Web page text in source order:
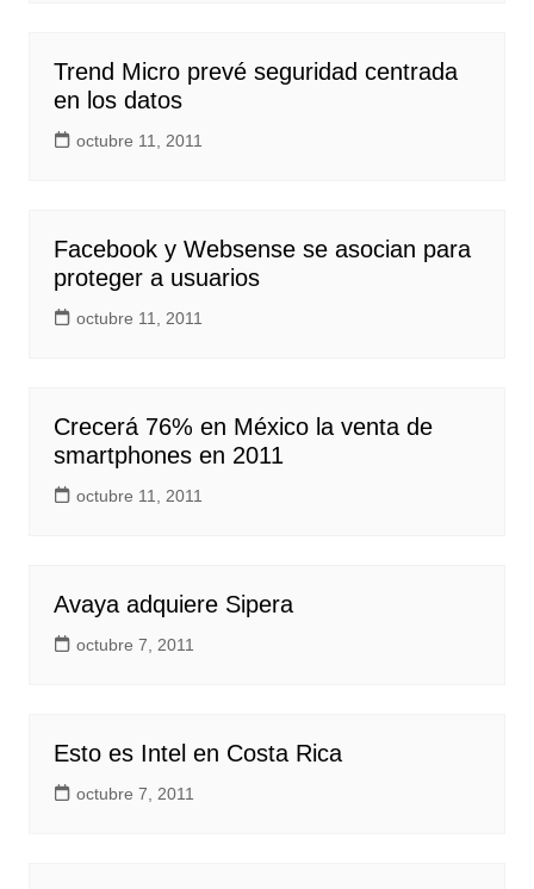
Trend Micro prevé seguridad centrada
en los datos
octubre 11, 2011
Facebook y Websense se asocian para
proteger a usuarios
octubre 11, 2011
Crecerá 76% en México la venta de
smartphones en 2011
octubre 11, 2011
Avaya adquiere Sipera
octubre 7, 2011
Esto es Intel en Costa Rica
octubre 7, 2011